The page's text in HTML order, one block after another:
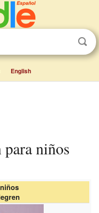
English
para niños